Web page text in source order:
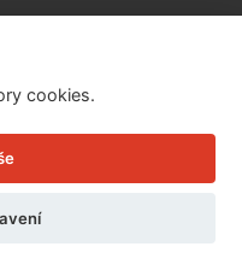
Kč
10.8.cookies.